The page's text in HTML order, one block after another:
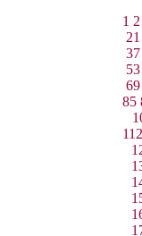
1 2
21
37
53
69
85
112